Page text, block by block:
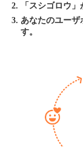
「スシゴロウ
あなたのユーザ
す。